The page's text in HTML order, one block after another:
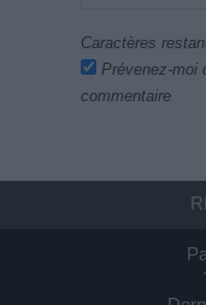
Caractères
Prévenez-moi
commentaire